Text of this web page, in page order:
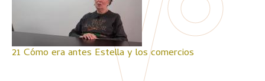
21 Cómo era antes Estella y los comercios